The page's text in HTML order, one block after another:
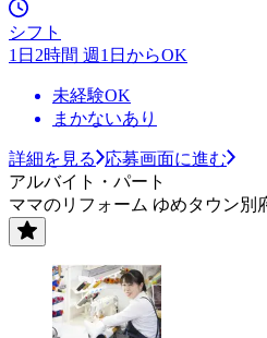
シフト
1日2時間 週1日からOK
未経験OK
まかないあり
詳細を見る
応募画面に進む
アルバイト・パート
ママのリフォーム ゆめタウン別